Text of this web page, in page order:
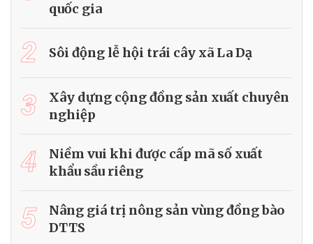
quốc gia
2 Sôi động lễ hội trái cây xã La Dạ
3
Xây dựng cộng đồng sản xuất chuyên
nghiệp
4
Niềm vui khi được cấp mã số xuất
khẩu sầu riêng
5
Nâng giá trị nông sản vùng đồng bào
DTTS